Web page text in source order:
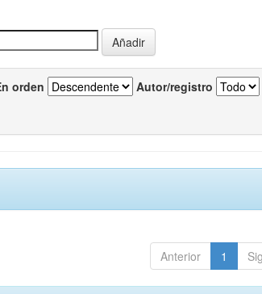
orden Autor/registro
Anterior 1